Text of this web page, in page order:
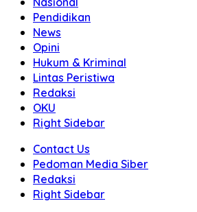
Pendidikan
News
Opini
Hukum & Kriminal
Lintas Peristiwa
Redaksi
OKU
Right Sidebar
Contact Us
Pedoman Media Siber
Redaksi
Right Sidebar